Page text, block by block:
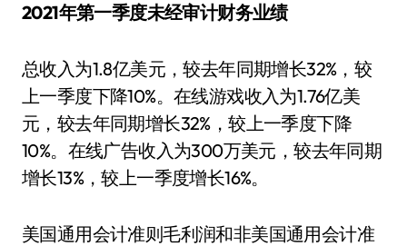
2021年第一季度未经审计财务业绩
总收入为1.8亿美元，较去年同期增长32%，较
上一季度下降10%。在线游戏收入为1.76亿美
元，较去年同期增长32%，较上一季度下降
10%。在线广告收入为300万美元，较去年同期
增长13%，较上一季度增长16%。
美国通用会计准则毛利润和非美国通用会计准